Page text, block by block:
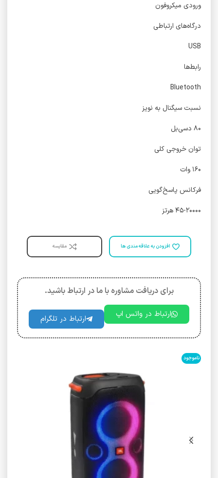
ورودی میکروفون
درگاه‌های ارتباطی
USB
رابط‌ها
Bluetooth
نسبت سیگنال به نویز
۸۰ دسی‌بل
توان خروجی کلی
۱۶۰ وات
فرکانس پاسخ‌گویی
۴۵-۲۰۰۰۰ هرتز
افزودن به علاقه مندی ها مقایسه
برای دریافت مشاوره با ما در ارتباط باشید.
ارتباط در واتس اپ ارتباط در تلگرام
ناموجود